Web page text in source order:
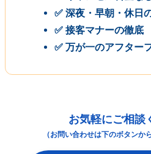
✅ 深夜・早朝・休日
✅ 接客マナーの徹底
✅ 万が一のアフター
お気軽にご相談
（お問い合わせは下のボタンか